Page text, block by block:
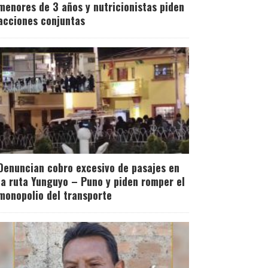
de 3 años y nutricionistas piden
conjuntas
cobro excesivo de pasajes en
ruta Yunguyo – Puno y piden romper el
del transporte